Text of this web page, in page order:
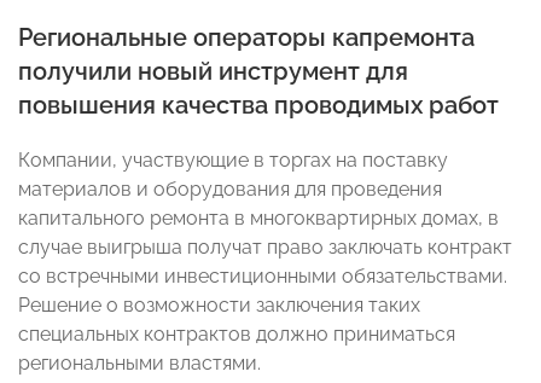
Региональные операторы капремонта
получили новый инструмент для
повышения качества проводимых работ
Компании, участвующие в торгах на поставку
материалов и оборудования для проведения
капитального ремонта в многоквартирных домах, в
случае выигрыша получат право заключать контракт
со встречными инвестиционными обязательствами.
Решение о возможности заключения таких
специальных контрактов должно приниматься
региональными властями.